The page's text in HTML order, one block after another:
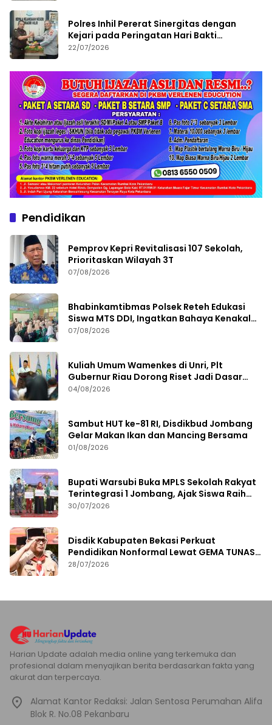
Polres Inhil Pererat Sinergitas dengan
Kejari pada Peringatan Hari Bakti
Adhyaksa ke-66
22/07/2026
Pendidikan
Pemprov Kepri Revitalisasi 107 Sekolah,
Prioritaskan Wilayah 3T
07/08/2026
Bhabinkamtibmas Polsek Reteh Edukasi
Siswa MTS DDI, Ingatkan Bahaya Kenakalan
Remaja
07/08/2026
Kuliah Umum Wamenkes di Unri, Plt
Gubernur Riau Dorong Riset Jadi Dasar
Kebijakan Kesehatan
04/08/2026
Sambut HUT ke-81 RI, Disdikbud Jombang
Gelar Makan Ikan dan Mancing Bersama
01/08/2026
Bupati Warsubi Buka MPLS Sekolah Rakyat
Terintegrasi 1 Jombang, Ajak Siswa Raih
Prestasi
30/07/2026
Disdik Kabupaten Bekasi Perkuat
Pendidikan Nonformal Lewat GEMA TUNAS
2026
28/07/2026
Harian Update adalah media online yang terkemuka dan
profesional dalam menyajikan berita berdasarkan fakta yang
akurat dan terpercaya.
Alamat Kantor Redaksi: Jalan Sentosa Perumahan Alifa
Blok R. No.08 Pekanbaru